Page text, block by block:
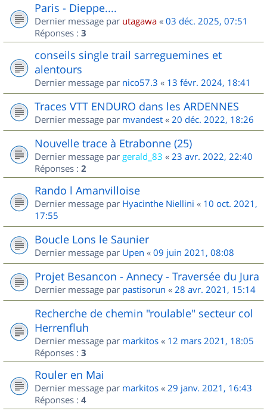
Paris - Dieppe....
Dernier message par utagawa « 03 déc. 2025, 07:51
Réponses : 3
conseils single trail sarreguemines et
alentours
Dernier message par nico57.3 « 13 févr. 2024, 18:41
Traces VTT ENDURO dans les ARDENNES
Dernier message par mvandest « 20 déc. 2022, 18:26
Nouvelle trace à Etrabonne (25)
Dernier message par gerald_83 « 23 avr. 2022, 22:40
Réponses : 2
Rando l Amanvilloise
Dernier message par Hyacinthe Niellini « 10 oct. 2021,
17:55
Boucle Lons le Saunier
Dernier message par Upen « 09 juin 2021, 08:08
Projet Besancon - Annecy - Traversée du Jura
Dernier message par pastisorun « 28 avr. 2021, 15:14
Recherche de chemin "roulable" secteur col
Herrenfluh
Dernier message par markitos « 12 mars 2021, 18:05
Réponses : 3
Rouler en Mai
Dernier message par markitos « 29 janv. 2021, 16:43
Réponses : 4